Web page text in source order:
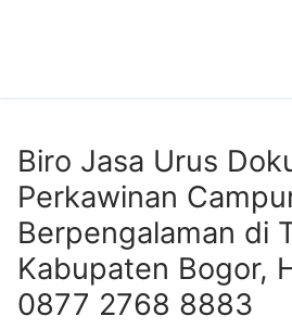
Biro Jasa Urus
Perkawinan
Berpengalaman di
Kabupaten Bogor,
0877 2768 8883